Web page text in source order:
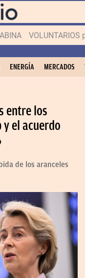
VOLUNTARIOS
ENERGÍA MERCADOS
entre los
y el acuerdo
de los aranceles